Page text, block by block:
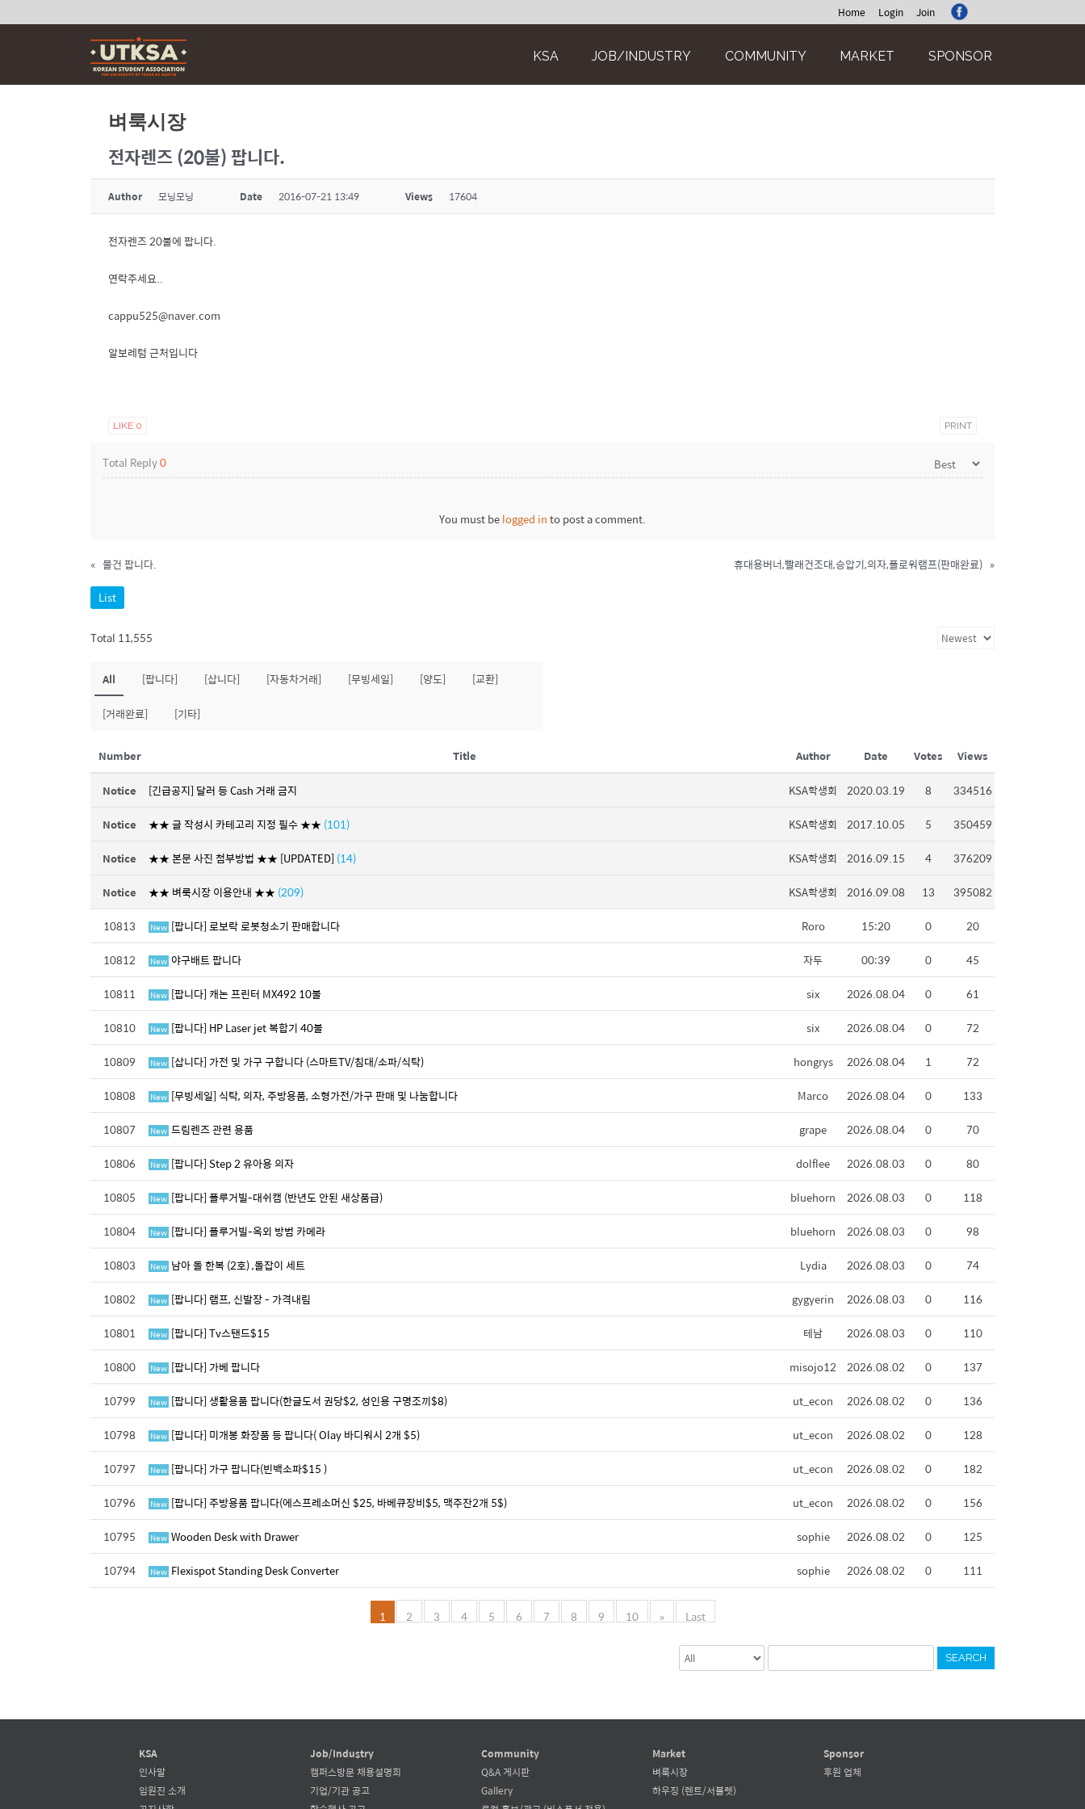
Home Login Join
KSA JOB/INDUSTRY COMMUNITY MARKET SPONSOR
벼룩시장
전자렌즈 (20불) 팝니다.
Author 모닝모닝 Date 2016-07-21 13:49 Views 17604
전자렌즈 20불에 팝니다.
연락주세요..
cappu525@naver.com
알보레텀 근처입니다
LIKE 0 PRINT
Total Reply0
You must belogged into post a comment.
« 물건 팝니다. 휴대용버너,빨래건조대,승압기,의자,플로워램프(판매완료) »
List
Total 11,555
All [팝니다] [삽니다] [자동차거래] [무빙세일] [양도] [교환]
[거래완료] [기타]
Number Title Author Date Votes Views
Notice [긴급공지] 달러 등 Cash 거래 금지 KSA학생회 2020.03.19 8
334516
Notice
★★ 글 작성시 카테고리 지정 필수 ★★(101) KSA학생회 2017.10.05 5
350459
Notice
★★ 본문 사진 첨부방법 ★★ [UPDATED] (14) KSA학생회 2016.09.15 4
376209
Notice
★★ 벼룩시장 이용안내 ★★(209) KSA학생회 2016.09.08 13
395082
10813
New [팝니다] 로보락 로봇청소기 판매합니다 Roro 15:20 0
20
10812
New 야구배트 팝니다 자두 00:39 0
45
10811
New [팝니다] 캐논 프린터 MX492 10불 six 2026.08.04 0
61
10810
New [팝니다] HP Laser jet 복합기 40불 six 2026.08.04 0
72
10809
New [삽니다] 가전 및 가구 구합니다 (스마트TV/침대/소파/식탁) hongrys 2026.08.04 1
72
10808
New [무빙세일] 식탁, 의자, 주방용품, 소형가전/가구 판매 및 나눔합니다 Marco 2026.08.04 0
133
10807
New 드림렌즈 관련 용품 grape 2026.08.04 0
70
10806
New [팝니다] Step 2 유아용 의자 dolflee 2026.08.03 0
80
10805
New [팝니다] 플루거빌-대쉬캠 (반년도 안된 새상품급) bluehorn 2026.08.03 0
118
10804
New [팝니다] 플루거빌-옥외 방범 카메라 bluehorn 2026.08.03 0
98
10803
New 남아 돌 한복 (2호) ,돌잡이 세트 Lydia 2026.08.03 0
74
10802
New [팝니다] 램프, 신발장 - 가격내림 gygyerin 2026.08.03 0
116
10801
New [팝니다] Tv스탠드$15 테남 2026.08.03 0
110
10800
New [팝니다] 가베 팝니다 misojo12 2026.08.02 0
137
10799
New [팝니다] 생활용품 팝니다(한글도서 권당$2, 성인용 구명조끼$8) ut_econ 2026.08.02 0
136
10798
New [팝니다] 미개봉 화장품 등 팝니다( Olay 바디워시 2개 $5) ut_econ 2026.08.02 0
128
10797
New [팝니다] 가구 팝니다(빈백소파$15 ) ut_econ 2026.08.02 0
182
10796
New [팝니다] 주방용품 팝니다(에스프레소머신 $25, 바베큐장비$5, 맥주잔2개 5$) ut_econ 2026.08.02 0
156
10795
New Wooden Desk with Drawer sophie 2026.08.02 0
125
10794
New Flexispot Standing Desk Converter sophie 2026.08.02 0 111
1 2 3 4 5 6 7 8 9 10 » Last
SEARCH
KSA
인사말
임원진 소개
Job/Industry
캠퍼스방문 채용설명회
기업/기관 공고
Community
Q&A 게시판
Gallery
Market
벼룩시장
하우징 (렌트/서블렛)
Sponsor
후원 업체